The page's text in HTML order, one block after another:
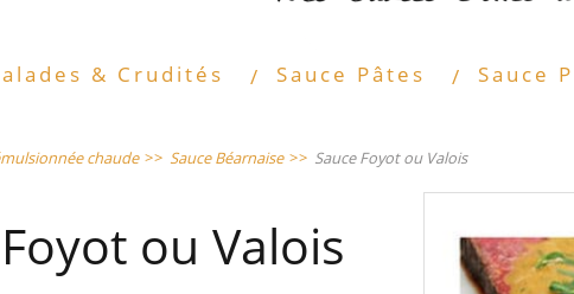
& Crudités Sauce Pâtes Sauce
chaude >> Sauce Béarnaise >> Sauce Foyot ou Valois
ou Valois